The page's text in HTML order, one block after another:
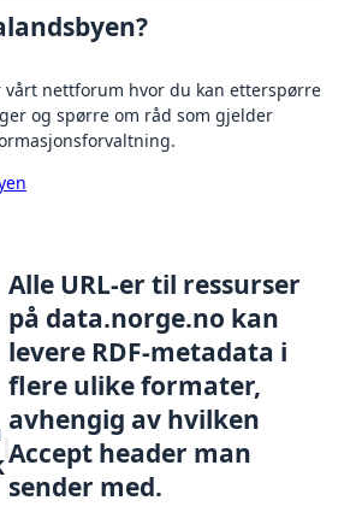
vårt nettforum hvor du kan etterspørre
og spørre om råd som gjelder
Alle URL-er til ressurser
på data.norge.no kan
levere RDF-metadata i
flere ulike formater,
avhengig av hvilken
Accept header man
sender med.